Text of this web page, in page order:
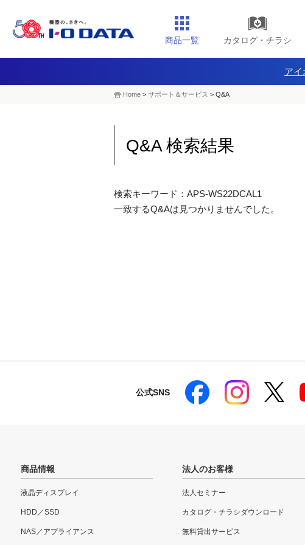
商品一覧 カタログ・チラシ
アイ
Home > サポート＆サービス > Q&A
Q&A 検索結果
検索キーワード：APS-WS22DCAL1
一致するQ&Aは見つかりませんでした。
公式SNS
商品情報
液晶ディスプレイ
HDD／SSD
NAS／アプライアンス
法人のお客様
法人セミナー
カタログ・チラシダウンロード
無料貸出サービス